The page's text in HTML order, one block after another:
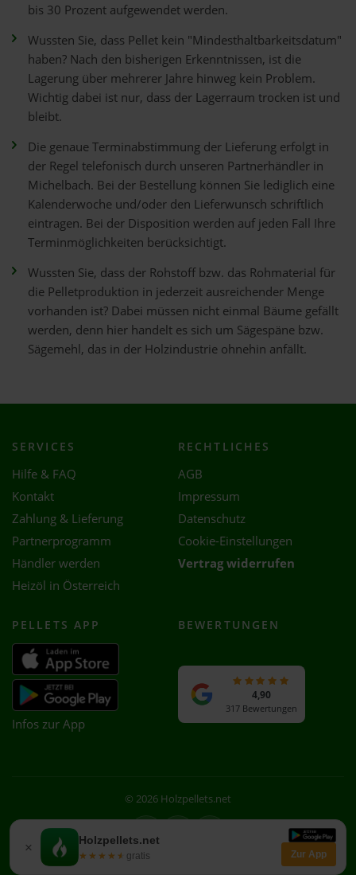
bis 30 Prozent aufgewendet werden.
Wussten Sie, dass Pellet kein "Mindesthaltbarkeitsdatum"
haben? Nach den bisherigen Erkenntnissen, ist die
Lagerung über mehrerer Jahre hinweg kein Problem.
Wichtig dabei ist nur, dass der Lagerraum trocken ist und
bleibt.
Die genaue Terminabstimmung der Lieferung erfolgt in
der Regel telefonisch durch unseren Partnerhändler in
Michelbach. Bei der Bestellung können Sie lediglich eine
Kalenderwoche und/oder den Lieferwunsch schriftlich
eintragen. Bei der Disposition werden auf jeden Fall Ihre
Terminmöglichkeiten berücksichtigt.
Wussten Sie, dass der Rohstoff bzw. das Rohmaterial für
die Pelletproduktion in jederzeit ausreichender Menge
vorhanden ist? Dabei müssen nicht einmal Bäume gefällt
werden, denn hier handelt es sich um Sägespäne bzw.
Sägemehl, das in der Holzindustrie ohnehin anfällt.
× Holzpellets.net
★★★★★
★★★★★ gratis Zur App
SERVICES
Hilfe & FAQ
Kontakt
Zahlung & Lieferung
Partnerprogramm
Händler werden
Heizöl in Österreich
RECHTLICHES
AGB
Impressum
Datenschutz
Cookie-Einstellungen
Vertrag widerrufen
PELLETS APP
Infos zur App
BEWERTUNGEN
4,90
317 Bewertungen
© 2026 Holzpellets.net
Facebook